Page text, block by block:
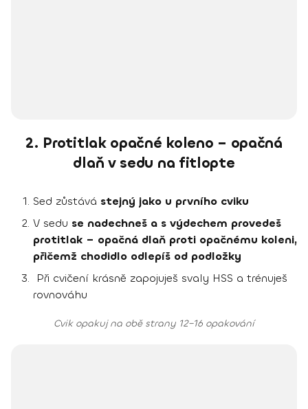
2. Protitlak opačné koleno – opačná
dlaň v sedu na fitlopte
Sed zůstává stejný jako u prvního cviku
V sedu se nadechneš a s výdechem provedeš
protitlak – opačná dlaň proti opačnému koleni,
přičemž chodidlo odlepíš od podložky
Při cvičení krásně zapojuješ svaly HSS a trénuješ
rovnováhu
Cvik opakuj na obě strany 12–16 opakování